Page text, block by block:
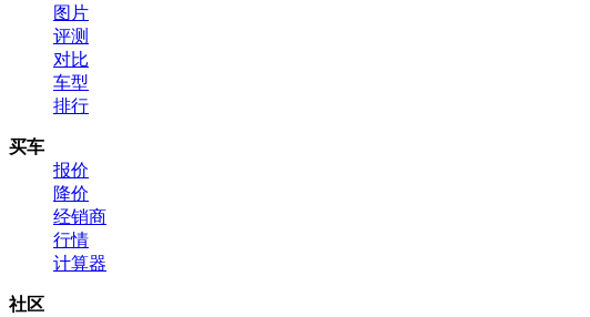
图片
评测
对比
车型
排行
买车
报价
降价
经销商
行情
计算器
社区